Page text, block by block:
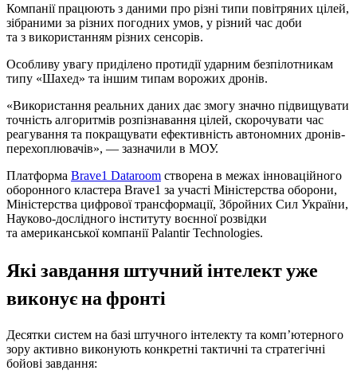
Компанії працюють з даними про різні типи повітряних цілей,
зібраними за різних погодних умов, у різний час доби
та з використанням різних сенсорів.
Особливу увагу приділено протидії ударним безпілотникам
типу «Шахед» та іншим типам ворожих дронів.
«Використання реальних даних дає змогу значно підвищувати
точність алгоритмів розпізнавання цілей, скорочувати час
реагування та покращувати ефективність автономних дронів-
перехоплювачів», — зазначили в МОУ.
Платформа Brave1 Dataroom створена в межах інноваційного
оборонного кластера Brave1 за участі Міністерства оборони,
Міністерства цифрової трансформації, Збройних Сил України,
Науково-дослідного інституту воєнної розвідки
та американської компанії Palantir Technologies.
Які завдання штучний інтелект уже
виконує на фронті
Десятки систем на базі штучного інтелекту та комп’ютерного
зору активно виконують конкретні тактичні та стратегічні
бойові завдання: